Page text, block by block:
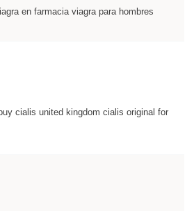
en farmacia viagra para hombres
cialis united kingdom cialis original for